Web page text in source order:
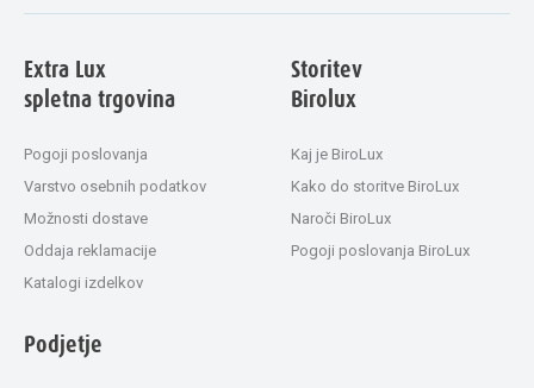
Extra Lux
spletna trgovina
Pogoji poslovanja
Varstvo osebnih podatkov
Možnosti dostave
Oddaja reklamacije
Katalogi izdelkov
Storitev
Birolux
Kaj je BiroLux
Kako do storitve BiroLux
Naroči BiroLux
Pogoji poslovanja BiroLux
Podjetje